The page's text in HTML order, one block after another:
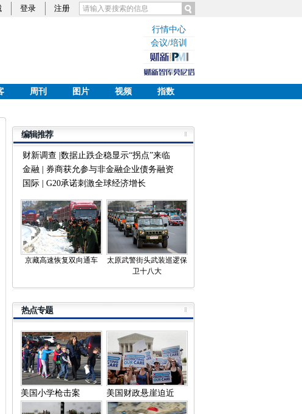
登录 注册
行情中心
会议/培训
周刊 图片 视频
指数
编辑推荐
财新调查 |数据止跌企稳显示“拐点”来临
金融 | 券商获允参与非金融企业债务融资
国际 | G20承诺刺激全球经济增长
京藏高速恢复双向通车
太原武警街头武装巡逻保
卫十八大
热点专题
美国小学枪击案 美国财政悬崖迫近